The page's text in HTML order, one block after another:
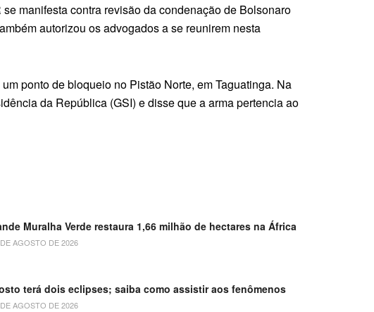
manifesta contra revisão da condenação de Bolsonaro
autorizou os advogados a se reunirem nesta
ponto de bloqueio no Pistão Norte, em Taguatinga. Na
da República (GSI) e disse que a arma pertencia ao
Muralha Verde restaura 1,66 milhão de hectares na África
AGOSTO DE 2026
terá dois eclipses; saiba como assistir aos fenômenos
AGOSTO DE 2026